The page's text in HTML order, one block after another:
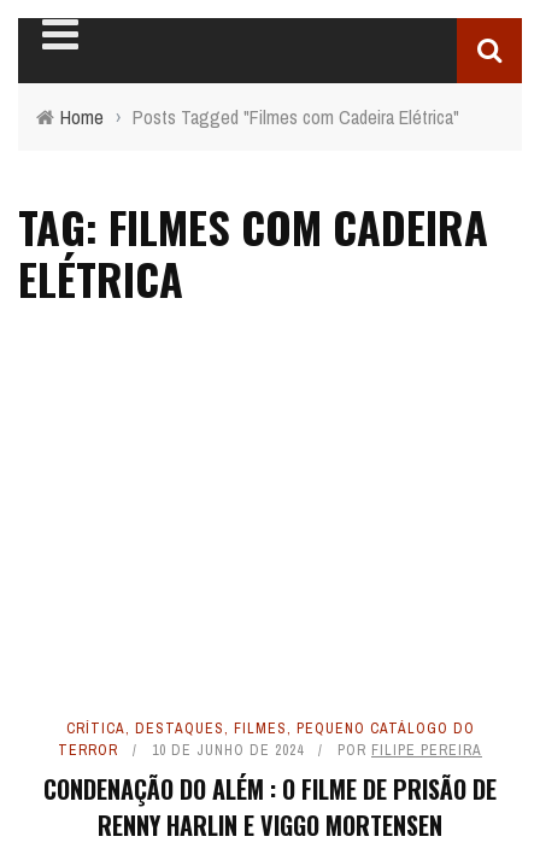
Home › Posts Tagged "Filmes com Cadeira Elétrica"
TAG: FILMES COM CADEIRA
ELÉTRICA
CRÍTICA, DESTAQUES, FILMES, PEQUENO CATÁLOGO DO
TERROR
10 DE JUNHO DE 2024 POR FILIPE PEREIRA
CONDENAÇÃO DO ALÉM : O FILME DE PRISÃO DE
RENNY HARLIN E VIGGO MORTENSEN